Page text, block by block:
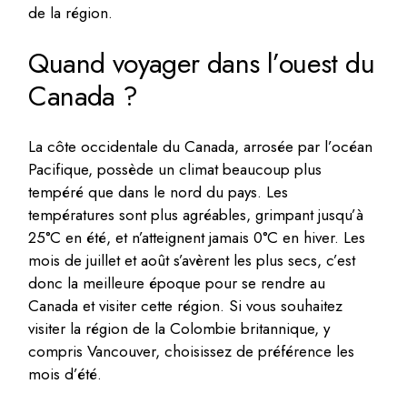
de la région.
Quand voyager dans l’ouest du
Canada ?
La côte occidentale du Canada, arrosée par l’océan
Pacifique, possède un climat beaucoup plus
tempéré que dans le nord du pays. Les
températures sont plus agréables, grimpant jusqu’à
25°C en été, et n’atteignent jamais 0°C en hiver. Les
mois de juillet et août s’avèrent les plus secs, c’est
donc la meilleure époque pour se rendre au
Canada et visiter cette région. Si vous souhaitez
visiter la région de la Colombie britannique, y
compris Vancouver, choisissez de préférence les
mois d’été.